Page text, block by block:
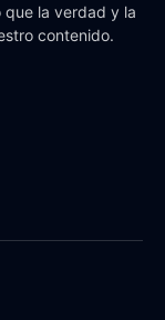
la verdad y la
contenido.